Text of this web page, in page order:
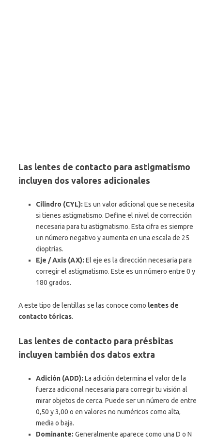
Las lentes de contacto para astigmatismo
incluyen dos valores adicionales
Cilindro (CYL): Es un valor adicional que se necesita
si tienes astigmatismo. Define el nivel de corrección
necesaria para tu astigmatismo. Esta cifra es siempre
un número negativo y aumenta en una escala de 25
dioptrías.
Eje / Axis (AX): El eje es la dirección necesaria para
corregir el astigmatismo. Este es un número entre 0 y
180 grados.
A este tipo de lentillas se las conoce como lentes de
contacto tóricas.
Las lentes de contacto para présbitas
incluyen también dos datos extra
Adición (ADD): La adición determina el valor de la
fuerza adicional necesaria para corregir tu visión al
mirar objetos de cerca. Puede ser un número de entre
0,50 y 3,00 o en valores no numéricos como alta,
media o baja.
Dominante: Generalmente aparece como una D o N